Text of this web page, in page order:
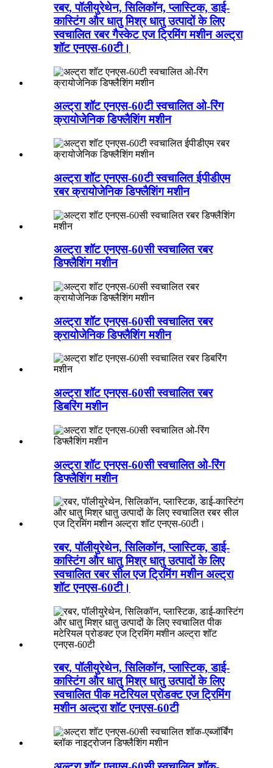
रबर, पॉलीयुरेथेन, सिलिकॉन, प्लास्टिक, डाई-
कास्टिंग और धातु मिश्र धातु उत्पादों के लिए
स्वचालित रबर गैस्केट एज ट्रिमिंग मशीन अल्ट्रा
शॉट एनएस-60टी।
अल्ट्रा शॉट एनएस-60टी स्वचालित ओ-रिंग
क्रायोजेनिक डिफ्लैशिंग मशीन
अल्ट्रा शॉट एनएस-60टी स्वचालित ईपीडीएम
रबर क्रायोजेनिक डिफ्लैशिंग मशीन
अल्ट्रा शॉट एनएस-60सी स्वचालित रबर
डिफ्लैशिंग मशीन
अल्ट्रा शॉट एनएस-60सी स्वचालित रबर
क्रायोजेनिक डिफ्लैशिंग मशीन
अल्ट्रा शॉट एनएस-60सी स्वचालित रबर
डिबरिंग मशीन
अल्ट्रा शॉट एनएस-60सी स्वचालित ओ-रिंग
डिफ्लैशिंग मशीन
रबर, पॉलीयुरेथेन, सिलिकॉन, प्लास्टिक, डाई-
कास्टिंग और धातु मिश्र धातु उत्पादों के लिए
स्वचालित रबर सील एज ट्रिमिंग मशीन अल्ट्रा
शॉट एनएस-60टी।
रबर, पॉलीयुरेथेन, सिलिकॉन, प्लास्टिक, डाई-
कास्टिंग और धातु मिश्र धातु उत्पादों के लिए
स्वचालित पीक मटेरियल प्रोडक्ट एज ट्रिमिंग
मशीन अल्ट्रा शॉट एनएस-60टी